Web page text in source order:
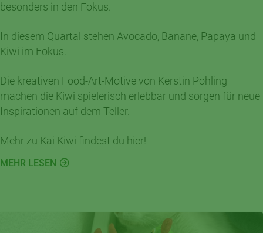
besonders in den Fokus.
In diesem Quartal stehen Avocado, Banane, Papaya und
Kiwi im Fokus.
Die kreativen Food-Art-Motive von Kerstin Pohling
machen die Kiwi spielerisch erlebbar und sorgen für neue
Inspirationen auf dem Teller.
Mehr zu Kai Kiwi findest du hier!
MEHR LESEN